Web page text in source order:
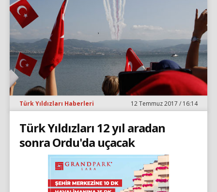
Türk Yıldızları Haberleri 12 Temmuz 2017 / 16:14
Türk Yıldızları 12 yıl aradan
sonra Ordu'da uçacak